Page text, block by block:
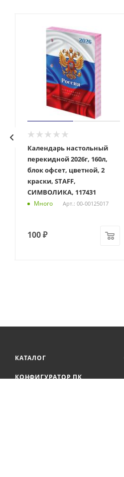
Календарь настольный
перекидной 2026г, 160л,
блок офсет, цветной, 2
краски, STAFF,
СИМВОЛИКА, 117431
Много Арт.: 00-00125017
100₽
КАТАЛОГ
КОНФИГУРАТОР ПК